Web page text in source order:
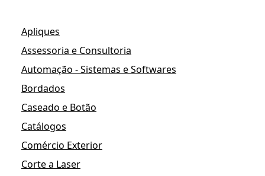
Apliques
Assessoria e Consultoria
Automação - Sistemas e Softwares
Bordados
Caseado e Botão
Catálogos
Comércio Exterior
Corte a Laser